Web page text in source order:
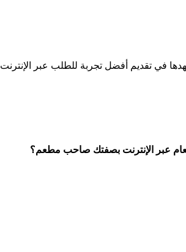
في تقديم أفضل تجربة للطلب عبر
عبر الإنترنت بصفتك صاحب مطعم؟